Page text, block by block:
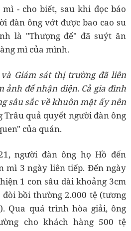
- cho biết, sau khi đọc báo
đàn ông vớt được bao cao su
là "Thượng đế" đã suýt ăn
mì của mình.
và Giám sát thị trường đã liên
ảnh để nhận diện. Cả gia đình
sâu sắc về khuôn mặt ấy nên
Trâu quả quyết người đàn ông
của quán.
người đàn ông họ Hồ đến
mì 3 ngày liên tiếp. Đến ngày
1 con sâu dài khoảng 3cm
bồi thường 2.000 tệ (tương
Qua quá trình hòa giải, ông
cho khách hàng 500 tệ